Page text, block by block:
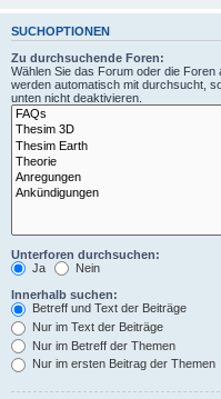
SUCHOPTIONEN
Zu durchsuchende Foren:
Wählen Sie das Forum oder die
werden automatisch mit durchsucht,
unten nicht deaktivieren.
Unterforen durchsuchen:
Ja
Nein
Innerhalb suchen:
Betreff und Text der Beiträge
Nur im Text der Beiträge
Nur im Betreff der Themen
Nur im ersten Beitrag der Themen